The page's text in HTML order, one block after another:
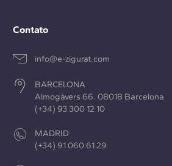
Contato
info@e-zigurat.com
BARCELONA
Almogàvers 66. 08018 Barcelona
(+34) 93 300 12 10
MADRID
(+34) 91 060 61 29